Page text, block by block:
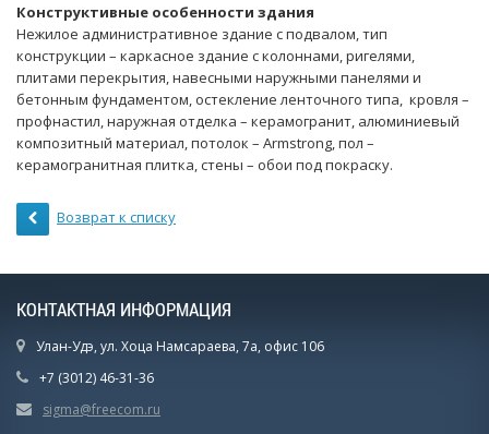
Конструктивные особенности здания
Нежилое административное здание с подвалом, тип
конструкции – каркасное здание с колоннами, ригелями,
плитами перекрытия, навесными наружными панелями и
бетонным фундаментом, остекление ленточного типа, кровля –
профнастил, наружная отделка – керамогранит, алюминиевый
композитный материал, потолок – Armstrong, пол –
керамогранитная плитка, стены – обои под покраску.
Возврат к списку
КОНТАКТНАЯ ИНФОРМАЦИЯ
Улан-Удэ, ул. Хоца Намсараева, 7а, офис 106
+7 (3012) 46-31-36
sigma@freecom.ru